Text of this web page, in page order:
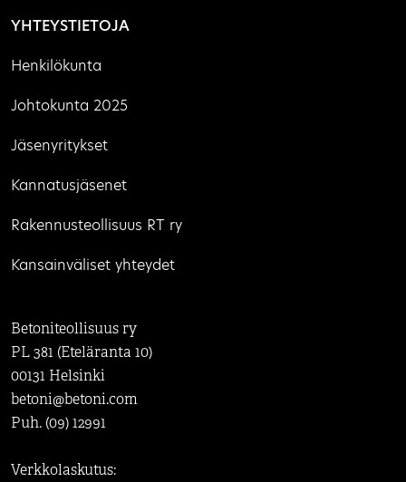
YHTEYSTIETOJA
Henkilökunta
Johtokunta 2025
Jäsenyritykset
Kannatusjäsenet
Rakennusteollisuus RT ry
Kansainväliset yhteydet
Betoniteollisuus ry
PL 381 (Eteläranta 10)
00131 Helsinki
betoni@betoni.com
Puh. (09) 12991
Verkkolaskutus: